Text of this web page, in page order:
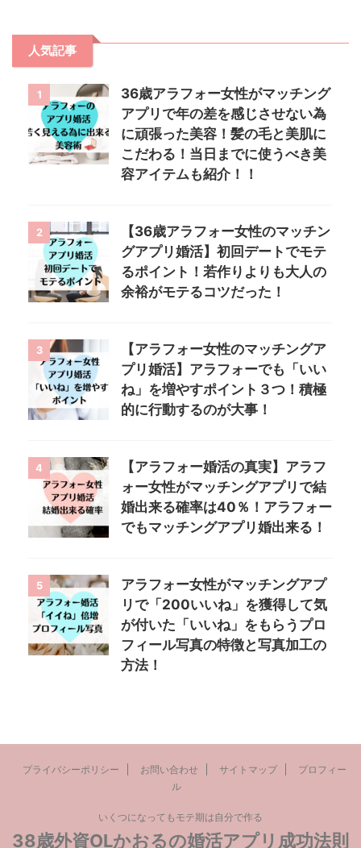
人気記事
1
36歳アラフォー女性がマッチング
アプリで年の差を感じさせない為
に頑張った美容！髪の毛と美肌に
こだわる！当日までに使うべき美
容アイテムも紹介！！
2
【36歳アラフォー女性のマッチン
グアプリ婚活】初回デートでモテ
るポイント！若作りよりも大人の
余裕がモテるコツだった！
3
【アラフォー女性のマッチングア
プリ婚活】アラフォーでも「いい
ね」を増やすポイント３つ！積極
的に行動するのが大事！
4
【アラフォー婚活の真実】アラフ
ォー女性がマッチングアプリで結
婚出来る確率は40％！アラフォー
でもマッチングアプリ婚出来る！
5
アラフォー女性がマッチングアプ
リで「200いいね」を獲得して気
が付いた「いいね」をもらうプロ
フィール写真の特徴と写真加工の
方法！
プライバシーポリシー お問い合わせ サイトマップ
プロフィー
ル
いくつになってもモテ期は自分で作る
38歳外資OLかおるの婚活アプリ成功法則